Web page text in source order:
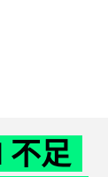
不足